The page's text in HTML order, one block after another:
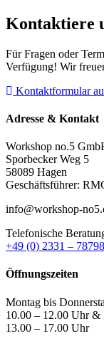
Kontaktiere
Für Fragen oder
Verfügung! Wir
Kontaktformular
Adresse & Kontakt
Workshop no.5
Sporbecker Weg 5
58089 Hagen
Geschäftsführer:
info@workshop-
Telefonische
+49 (0) 2331 –
Öffnungszeiten
Montag bis
10.00 – 12.00 Uhr &
13.00 – 17.00 Uhr